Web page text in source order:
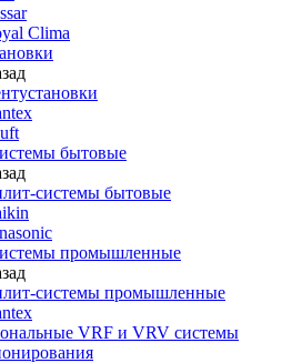
Clima
бытовые
системы бытовые
промышленные
системы промышленные
VRF и VRV системы